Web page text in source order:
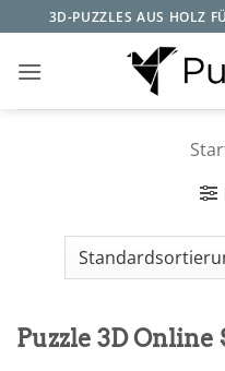
Inhalt
springen
3D-PUZZLES AUS HOLZ
Puzzle 3D Online